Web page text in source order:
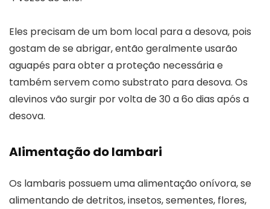
Eles precisam de um bom local para a desova, pois
gostam de se abrigar, então geralmente usarão
aguapés para obter a proteção necessária e
também servem como substrato para desova. Os
alevinos vão surgir por volta de 30 a 6o dias após a
desova.
Alimentação do lambari
Os lambaris possuem uma alimentação onívora, se
alimentando de detritos, insetos, sementes, flores,